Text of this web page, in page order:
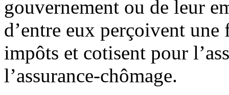
gouvernement ou de leur
d’entre eux perçoivent
impôts et cotisent pour
l’assurance-chômage.